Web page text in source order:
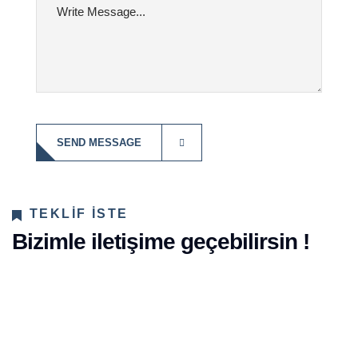
TEKLIF ISTE
Bizimle iletişime geçebilirsin !